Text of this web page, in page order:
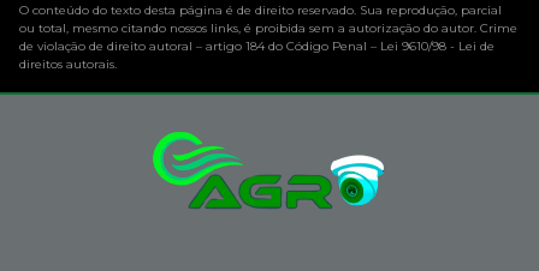
O conteúdo do texto desta página é de direito reservado. Sua reprodução, parcial
ou total, mesmo citando nossos links, é proibida sem a autorização do autor. Crime
de violação de direito autoral – artigo 184 do Código Penal – Lei 9610/98 - Lei de
direitos autorais.